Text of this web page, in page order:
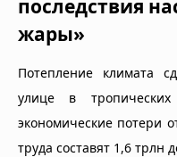
последствия
жары»
Потепление климата
улице в тропических
экономические потери
труда составят 1,6 трлн